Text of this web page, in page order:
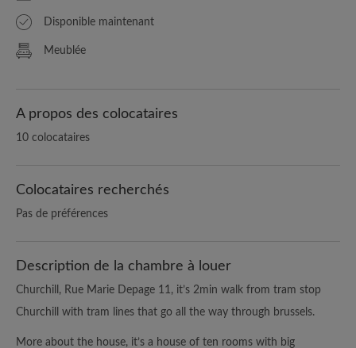
Disponible maintenant
Meublée
A propos des colocataires
10 colocataires
Colocataires recherchés
Pas de préférences
Description de la chambre à louer
Churchill, Rue Marie Depage 11, it’s 2min walk from tram stop
Churchill with tram lines that go all the way through brussels.
More about the house, it’s a house of ten rooms with big